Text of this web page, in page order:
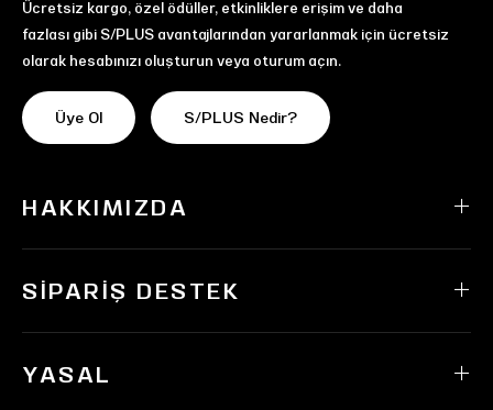
Ücretsiz kargo, özel ödüller, etkinliklere erişim ve daha
fazlası gibi S/PLUS avantajlarından yararlanmak için ücretsiz
olarak hesabınızı oluşturun veya oturum açın.
Üye Ol S/PLUS Nedir?
HAKKIMIZDA
SIPARIŞ DESTEK
YASAL